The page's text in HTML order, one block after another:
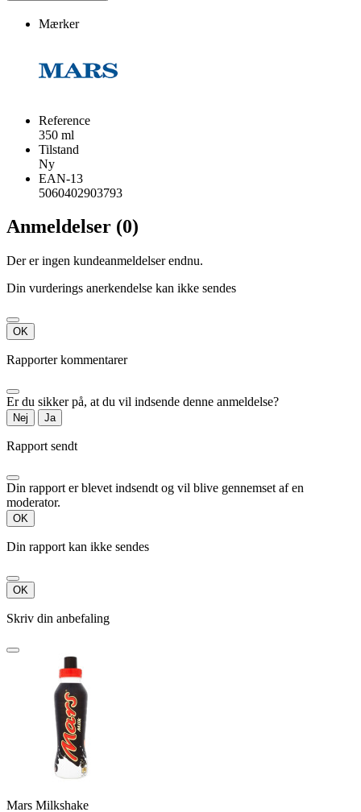
Mærker
Reference
350 ml
Tilstand
Ny
EAN-13
5060402903793
Anmeldelser (0)
Der er ingen kundeanmeldelser endnu.
Din vurderings anerkendelse kan ikke sendes
OK
Rapporter kommentarer
Er du sikker på, at du vil indsende denne anmeldelse?
Nej Ja
Rapport sendt
Din rapport er blevet indsendt og vil blive gennemset af en
moderator.
OK
Din rapport kan ikke sendes
OK
Skriv din anbefaling
Mars Milkshake